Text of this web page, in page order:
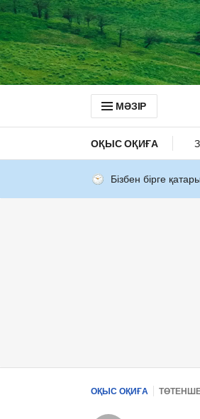
МӘЗІР
ОҚЫС ОҚИҒА
Бізбен бірге
ОҚЫС ОҚИҒА